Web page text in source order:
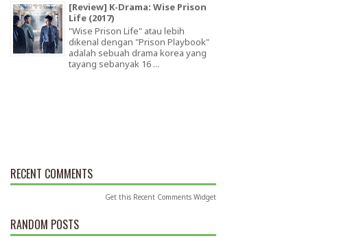
[Review] K-Drama: Wise Prison
Life (2017)
"Wise Prison Life" atau lebih
dikenal dengan "Prison Playbook"
adalah sebuah drama korea yang
tayang sebanyak 16 ...
RECENT COMMENTS
Get this Recent Comments Widget
RANDOM POSTS